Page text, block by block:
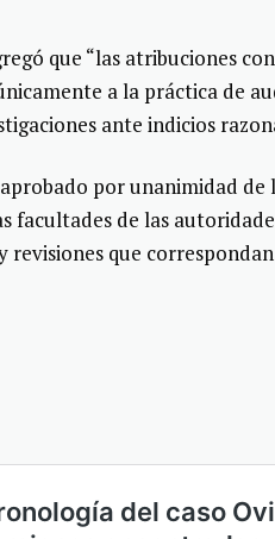
que “las atribuciones
a la práctica de
ante indicios
por unanimidad de
facultades de las
que